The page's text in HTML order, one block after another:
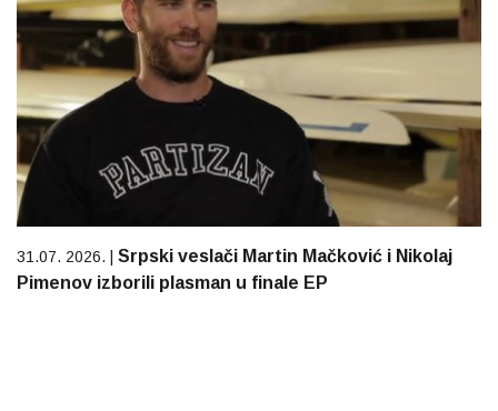
31.07. 2026. | Srpski veslači Martin Mačković i Nikolaj
Pimenov izborili plasman u finale EP